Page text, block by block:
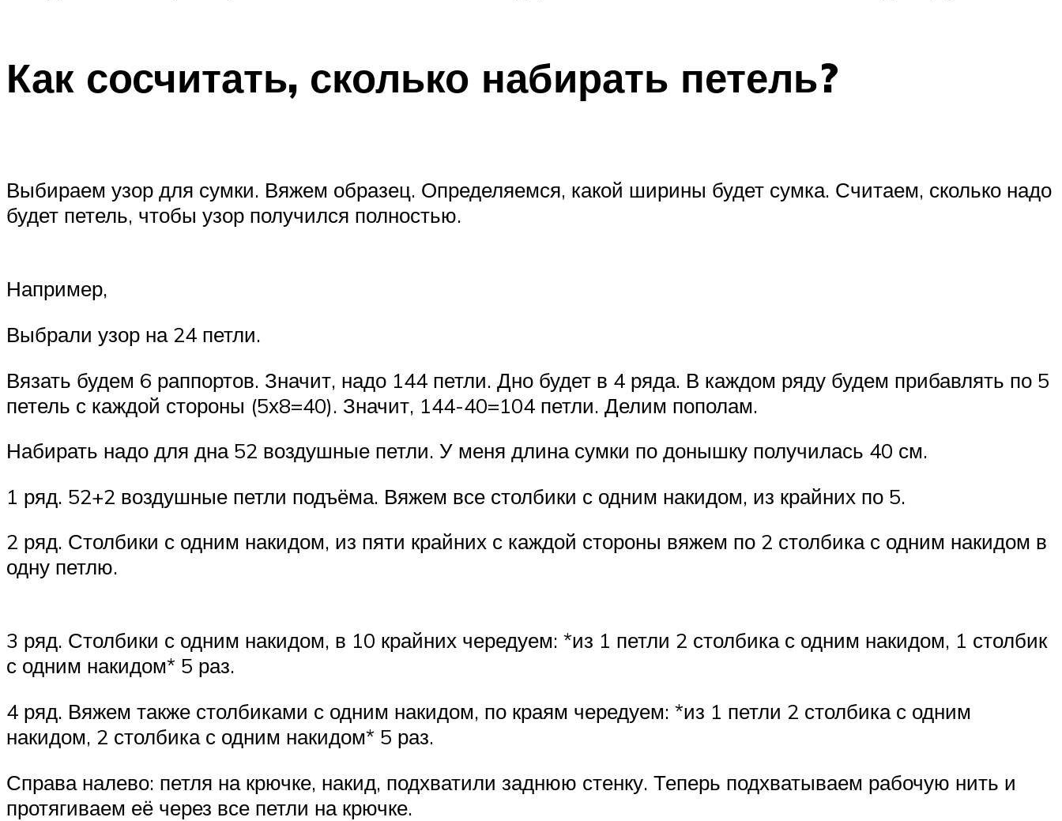
Как сосчитать, сколько набирать петель?
Выбираем узор для сумки. Вяжем образец. Определяемся, какой ширины будет сумка. Считаем, сколько надо
будет петель, чтобы узор получился полностью.
Например,
Выбрали узор на 24 петли.
Вязать будем 6 раппортов. Значит, надо 144 петли. Дно будет в 4 ряда. В каждом ряду будем прибавлять по 5
петель с каждой стороны (5х8=40). Значит, 144-40=104 петли. Делим пополам.
Набирать надо для дна 52 воздушные петли. У меня длина сумки по донышку получилась 40 см.
1 ряд. 52+2 воздушные петли подъёма. Вяжем все столбики с одним накидом, из крайних по 5.
2 ряд. Столбики с одним накидом, из пяти крайних с каждой стороны вяжем по 2 столбика с одним накидом в
одну петлю.
3 ряд. Столбики с одним накидом, в 10 крайних чередуем: *из 1 петли 2 столбика с одним накидом, 1 столбик
с одним накидом* 5 раз.
4 ряд. Вяжем также столбиками с одним накидом, по краям чередуем: *из 1 петли 2 столбика с одним
накидом, 2 столбика с одним накидом* 5 раз.
Справа налево: петля на крючке, накид, подхватили заднюю стенку. Теперь подхватываем рабочую нить и
протягиваем её через все петли на крючке.